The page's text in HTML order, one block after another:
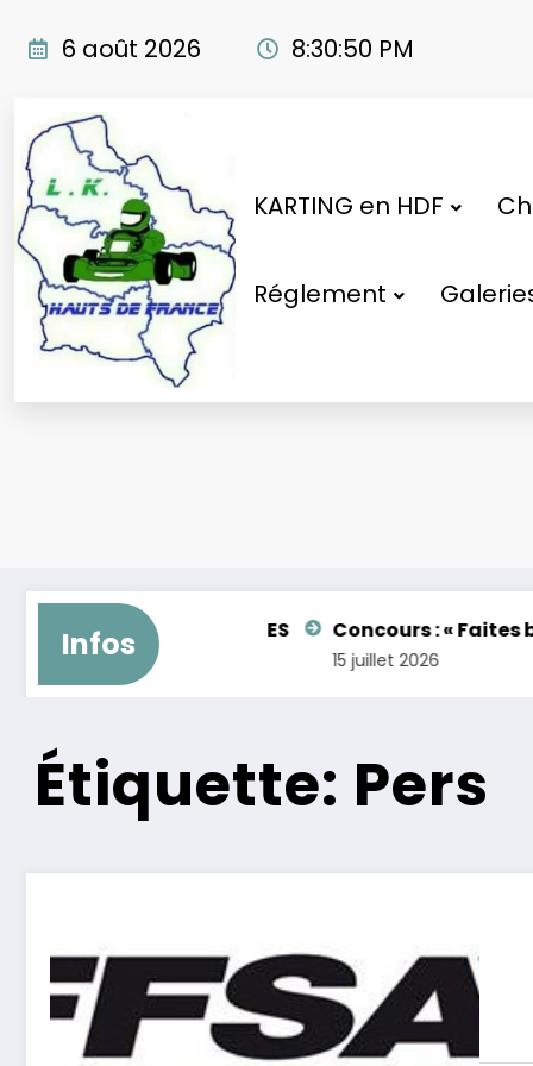
6 août 2026 8:30:51 PM
KARTING en HDF
Réglement
Infos– FEMININES Concours : « Faites
15 juillet 2026
Étiquette: Pers